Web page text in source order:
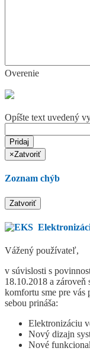
Overenie
Opíšte text uvedený
Pridaj
×Zatvoriť
Zoznam chýb
Zatvoriť
Vážený používateľ,
v súvislosti s
18.10.2018 a
komfortu sme pre
sebou prináša:
Elektronizáciu
Nový dizajn
Nové